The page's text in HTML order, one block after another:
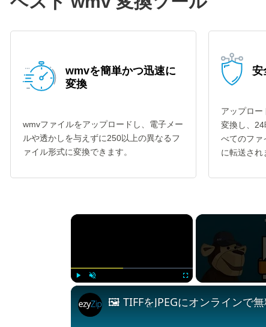
wmvを簡単かつ迅速に
変換
wmvファイルをアップロードし、電子メー
ルや透かしを与えずに250以上の異なるフ
ァイル形式に変換できます。
安
アップロー
変換し、
べてのファ
に転送され
×